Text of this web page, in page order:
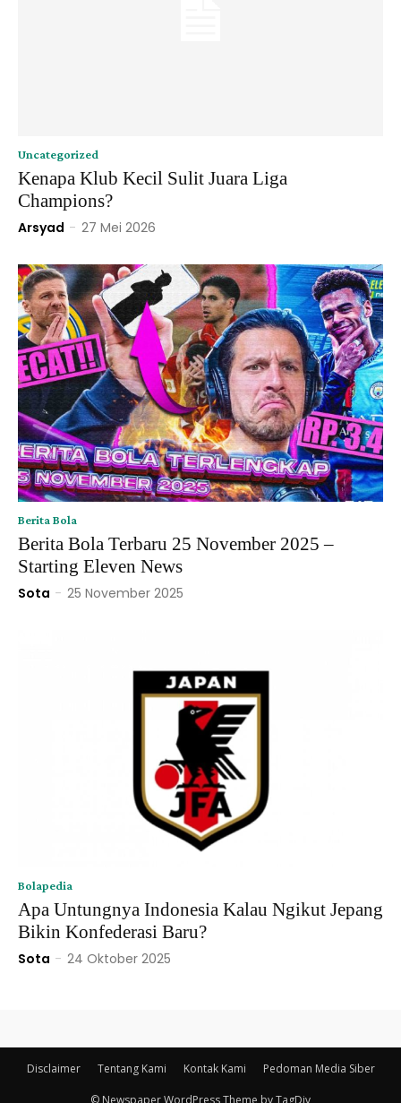
Uncategorized
Kenapa Klub Kecil Sulit Juara Liga
Champions?
Arsyad - 27 Mei 2026
Berita Bola
Berita Bola Terbaru 25 November 2025 –
Starting Eleven News
Sota - 25 November 2025
Bolapedia
Apa Untungnya Indonesia Kalau Ngikut Jepang
Bikin Konfederasi Baru?
Sota - 24 Oktober 2025
Disclaimer Tentang Kami Kontak Kami Pedoman Media Siber